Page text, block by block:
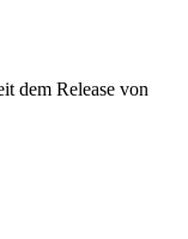
dem Release von